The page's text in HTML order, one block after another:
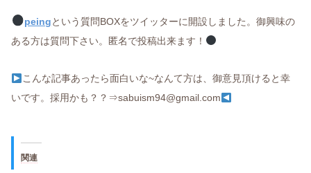
peingという質問BOXをツイッターに開設しました。御興味の
ある方は質問下さい。匿名で投稿出来ます！
こんな記事あったら面白いな~なんて方は、御意見頂けると幸
いです。採用かも？？⇒sabuism94@gmail.com
関連